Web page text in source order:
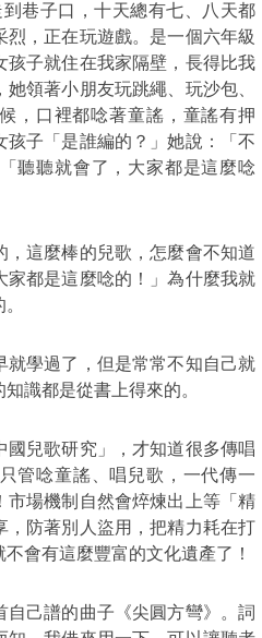
巷子口，十天總有七、八天都
烈，正在玩遊戲。是一個六年級
孩子就住在我家隔壁，長得比我
領著小朋友玩跳繩、玩沙包、
，口裡都唸著童謠，童謠有押
子「是誰編的？」她說：「不
聽聽就會了，大家都是這麼唸
這麼棒的兒歌，怎麼會不知道
家都是這麼唸的！」為什麼我就
就學過了，但是常常不知自己就
識都是從書上得來的。
兒歌研究」，才知道很多傳唱
管唸童謠、唱兒歌，一代傳一
市場機制自然會焠煉出上等「精
，防著別人盜用，把精力耗在打
會有這麼豐富的文化遺產了！
己譜的曲子《尖圓方彎》。詞